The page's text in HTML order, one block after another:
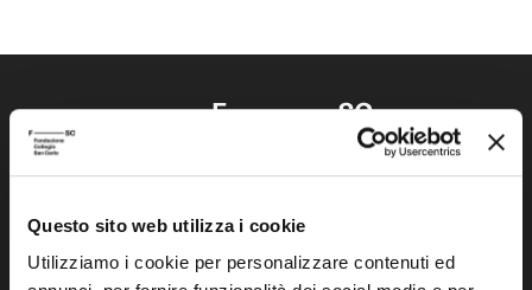
Questo sito web utilizza i cookie
Utilizziamo i cookie per personalizzare contenuti ed
Fondazione Collegio San Carlo
Via San Carlo 5